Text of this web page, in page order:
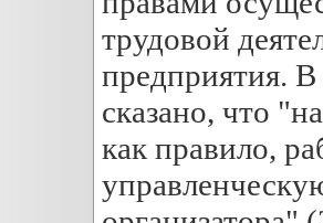
трудовой
предприятия.
сказано, что
как правило,